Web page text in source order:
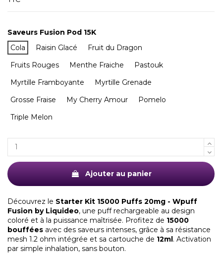
Saveurs Fusion Pod 15K
Cola
Raisin Glacé
Fruit du Dragon
Fruits Rouges
Menthe Fraiche
Pastouk
Myrtille Framboyante
Myrtille Grenade
Grosse Fraise
My Cherry Amour
Pomelo
Triple Melon
Ajouter au panier
Découvrez le Starter Kit 15000 Puffs 20mg - Wpuff
Fusion by Liquideo, une puff rechargeable au design
coloré et à la puissance maîtrisée. Profitez de 15000
bouffées avec des saveurs intenses, grâce à sa résistance
mesh 1.2 ohm intégrée et sa cartouche de 12ml . Activation
par simple inhalation, sans bouton.